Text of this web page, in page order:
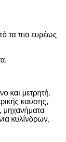
τα πιο ευρέως
και μετρητή,
καύσης,
μηχανήματα
κυλίνδρων,